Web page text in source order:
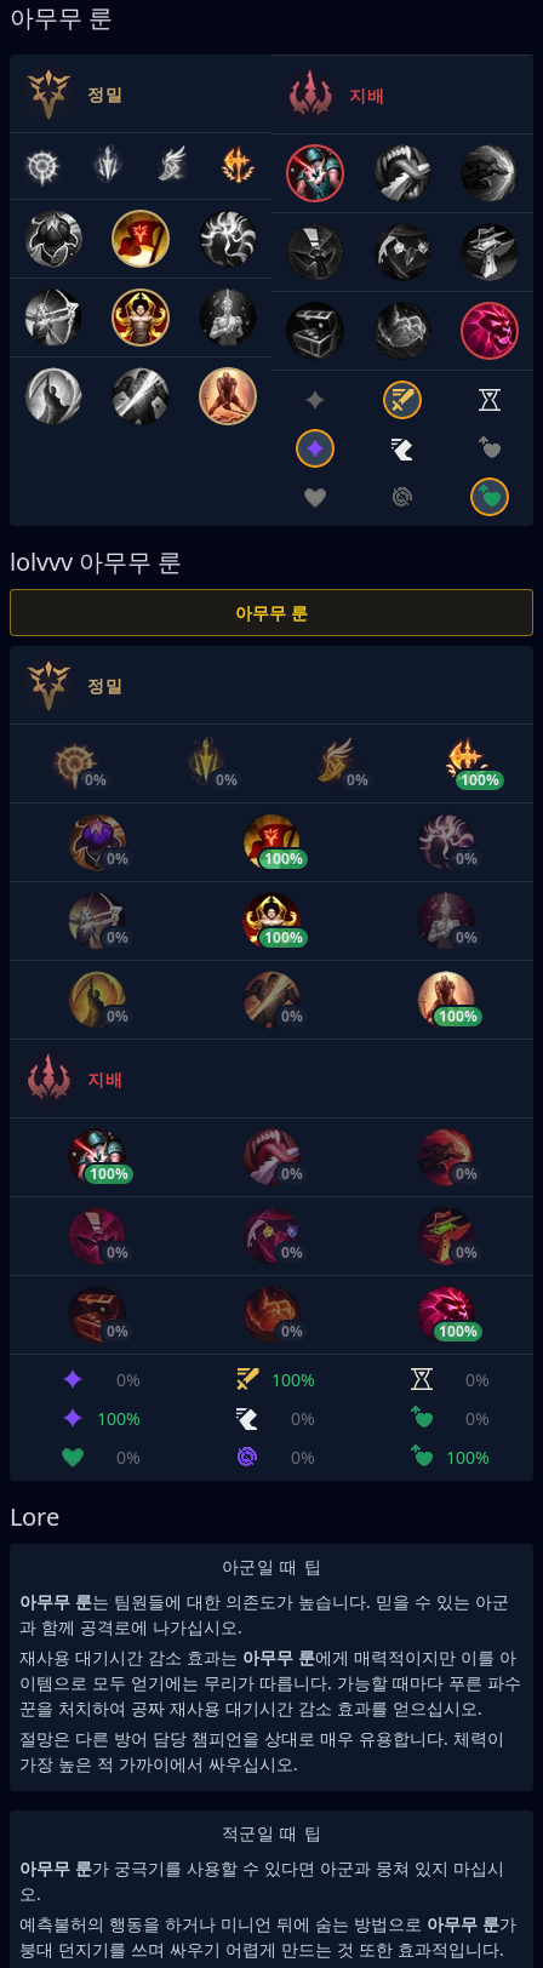
아무무 룬
정밀 지배
lolvvv 아무무 룬
아무무 룬
정밀
0% 0% 0% 100%
0% 100% 0%
0% 100% 0%
0% 0% 100%
지배
100% 0% 0%
0% 0% 0%
0% 0% 100%
0% 100%
0%
100%
0%
0%
0%
0% 100%
Lore
아군일 때 팁
아무무 룬는 팀원들에 대한 의존도가 높습니다. 믿을 수 있는 아군
과 함께 공격로에 나가십시오.
재사용 대기시간 감소 효과는 아무무 룬에게 매력적이지만 이를 아
이템으로 모두 얻기에는 무리가 따릅니다. 가능할 때마다 푸른 파수
꾼을 처치하여 공짜 재사용 대기시간 감소 효과를 얻으십시오.
절망은 다른 방어 담당 챔피언을 상대로 매우 유용합니다. 체력이
가장 높은 적 가까이에서 싸우십시오.
적군일 때 팁
아무무 룬가 궁극기를 사용할 수 있다면 아군과 뭉쳐 있지 마십시
오.
예측불허의 행동을 하거나 미니언 뒤에 숨는 방법으로 아무무 룬가
붕대 던지기를 쓰며 싸우기 어렵게 만드는 것 또한 효과적입니다.